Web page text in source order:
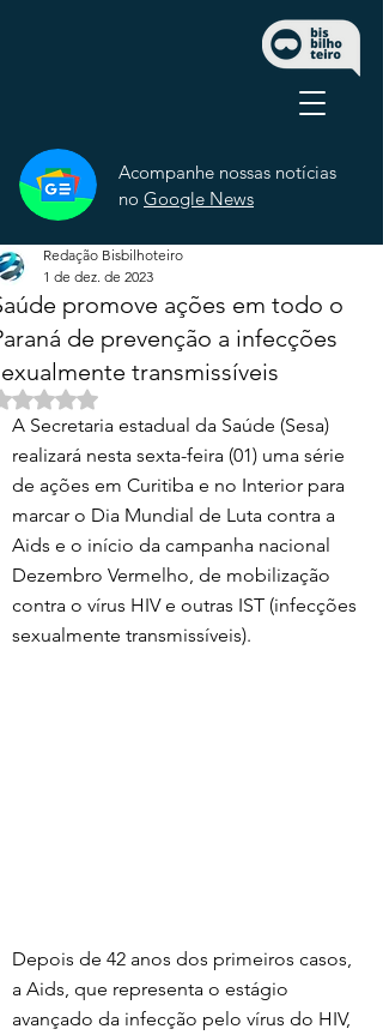
Acompanhe nossas notícias
no Google News
promove ações em todo o
de prevenção a infecções
transmissíveis
Redação Bisbilhoteiro
1 de dez. de 2023
Avaliado com NaN de 5 estrelas.
A Secretaria estadual da Saúde (Sesa)
realizará nesta sexta-feira (01) uma série
de ações em Curitiba e no Interior para
marcar o Dia Mundial de Luta contra a
Aids e o início da campanha nacional
Dezembro Vermelho, de mobilização
contra o vírus HIV e outras IST (infecções
sexualmente transmissíveis).
Depois de 42 anos dos primeiros casos,
a Aids, que representa o estágio
avançado da infecção pelo vírus do HIV,